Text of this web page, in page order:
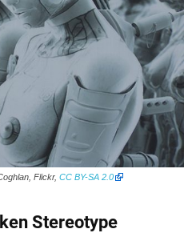
Flickr, CC BY-SA 2.0
Stereotype